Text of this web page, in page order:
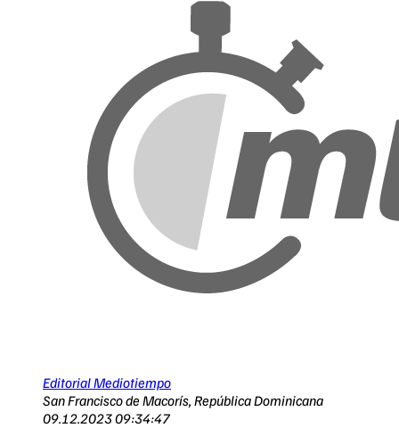
Editorial Mediotiempo
San Francisco de Macorís, República Dominicana
09.12.2023 09:34:47